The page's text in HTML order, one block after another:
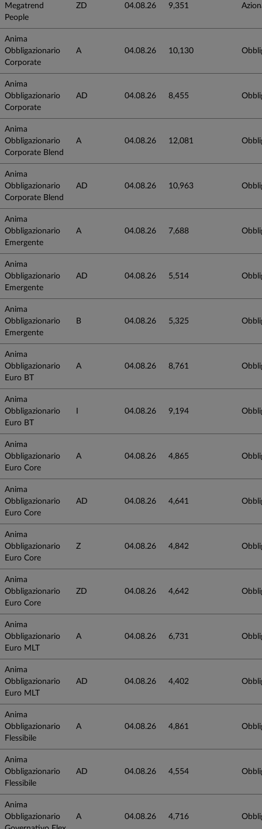
Megatrend
People
ZD 04.08.26 9,351
Anima
Obbligazionario
Corporate
A 04.08.26 10,130
Anima
Obbligazionario
Corporate
AD 04.08.26 8,455
Anima
Obbligazionario
Corporate Blend
A 04.08.26 12,081
Anima
Obbligazionario
Corporate Blend
AD 04.08.26 10,963
Anima
Obbligazionario
Emergente
A 04.08.26 7,688
Anima
Obbligazionario
Emergente
AD 04.08.26 5,514
Anima
Obbligazionario
Emergente
B 04.08.26 5,325
Anima
Obbligazionario
Euro BT
A 04.08.26 8,761
Anima
Obbligazionario
Euro BT
04.08.26 9,194
Anima
Obbligazionario
Euro Core
A 04.08.26 4,865
Anima
Obbligazionario
Euro Core
AD 04.08.26 4,641
Anima
Obbligazionario
Euro Core
Z 04.08.26 4,842
Anima
Obbligazionario
Euro Core
ZD 04.08.26 4,642
Anima
Obbligazionario
Euro MLT
A 04.08.26 6,731
Anima
Obbligazionario
Euro MLT
AD 04.08.26 4,402
Anima
Obbligazionario
Flessibile
A 04.08.26 4,861
Anima
Obbligazionario
Flessibile
AD 04.08.26 4,554
Anima
Obbligazionario
A 04.08.26 4,716